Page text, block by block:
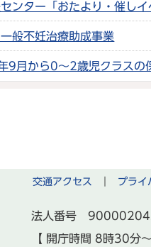
ンター「おたより・催しイ
一般不妊治療助成事業
9月から0～2歳児クラスの
交通アクセス プライ
法人番号
【 開庁時間 8時30分